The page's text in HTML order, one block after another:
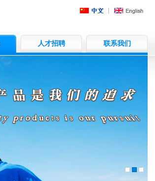
人才招聘 联系我们